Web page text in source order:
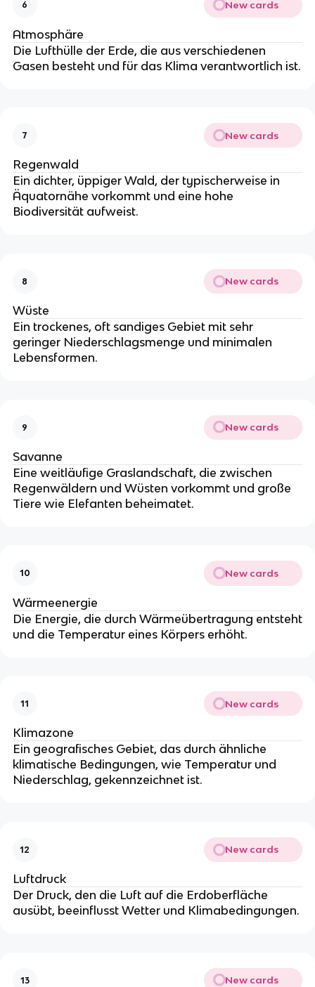
6 New cards
Atmosphäre
Die Lufthülle der Erde, die aus verschiedenen
Gasen besteht und für das Klima verantwortlich ist.
7 New cards
Regenwald
Ein dichter, üppiger Wald, der typischerweise in
Äquatornähe vorkommt und eine hohe
Biodiversität aufweist.
8 New cards
Wüste
Ein trockenes, oft sandiges Gebiet mit sehr
geringer Niederschlagsmenge und minimalen
Lebensformen.
9 New cards
Savanne
Eine weitläufige Graslandschaft, die zwischen
Regenwäldern und Wüsten vorkommt und große
Tiere wie Elefanten beheimatet.
10 New cards
Wärmeenergie
Die Energie, die durch Wärmeübertragung entsteht
und die Temperatur eines Körpers erhöht.
11 New cards
Klimazone
Ein geografisches Gebiet, das durch ähnliche
klimatische Bedingungen, wie Temperatur und
Niederschlag, gekennzeichnet ist.
12 New cards
Luftdruck
Der Druck, den die Luft auf die Erdoberfläche
ausübt, beeinflusst Wetter und Klimabedingungen.
13 New cards